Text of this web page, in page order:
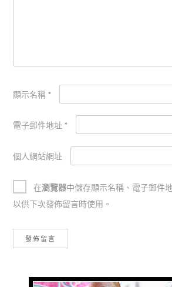
顯示名稱 *
電子郵件地址 *
個人網站網址
在瀏覽器中儲存顯示名稱、電子郵件
以供下次發佈留言時使用。